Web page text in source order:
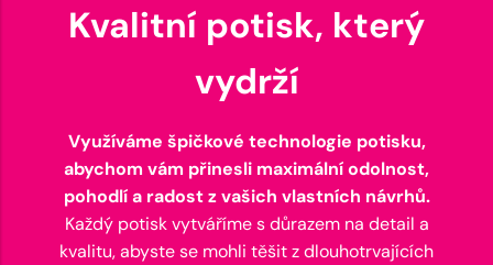
Kvalitní potisk, který
vydrží
Využíváme špičkové technologie potisku,
abychom vám přinesli maximální odolnost,
pohodlí a radost z vašich vlastních návrhů.
Každý potisk vytváříme s důrazem na detail a
kvalitu, abyste se mohli těšit z dlouhotrvajících